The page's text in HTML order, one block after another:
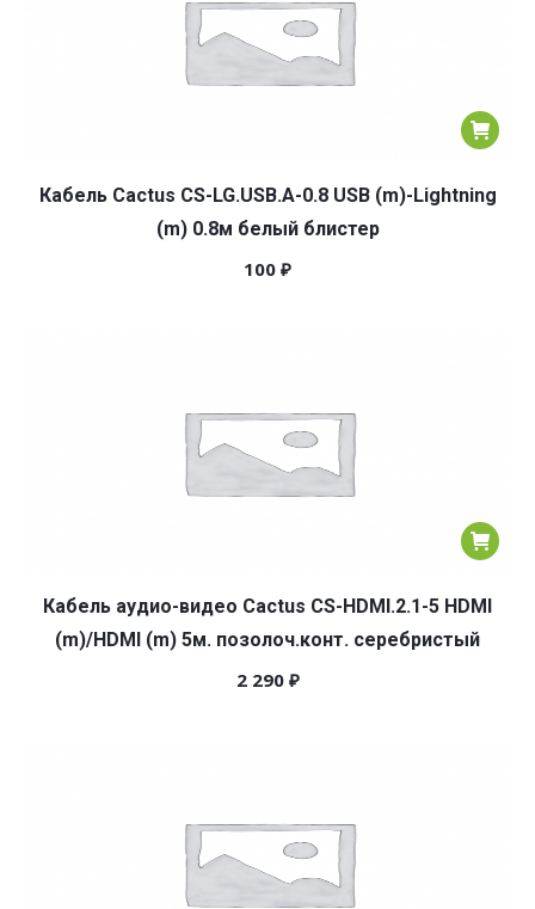
Кабель Cactus CS-LG.USB.A-0.8 USB (m)-Lightning
(m) 0.8м белый блистер
100 ₽
Кабель аудио-видео Cactus CS-HDMI.2.1-5 HDMI
(m)/HDMI (m) 5м. позолоч.конт. серебристый
2 290 ₽